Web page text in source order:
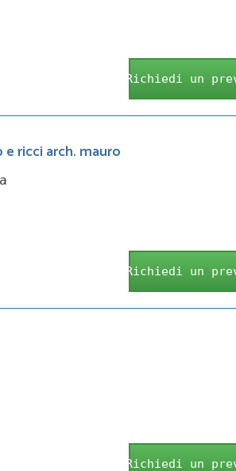
Richiedi un
ricci arch. mauro
Richiedi un
Richiedi un